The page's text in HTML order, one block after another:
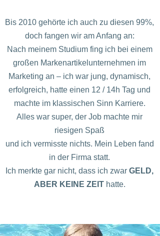
Bis 2010 gehörte ich auch zu diesen 99%,
doch fangen wir am Anfang an:
Nach meinem Studium fing ich bei einem
großen Markenartikelunternehmen im
Marketing an – ich war jung, dynamisch,
erfolgreich, hatte einen 12 / 14h Tag und
machte im klassischen Sinn Karriere.
Alles war super, der Job machte mir
riesigen Spaß
und ich vermisste nichts. Mein Leben fand
in der Firma statt.
Ich merkte gar nicht, dass ich zwar GELD,
ABER KEINE ZEIT hatte.